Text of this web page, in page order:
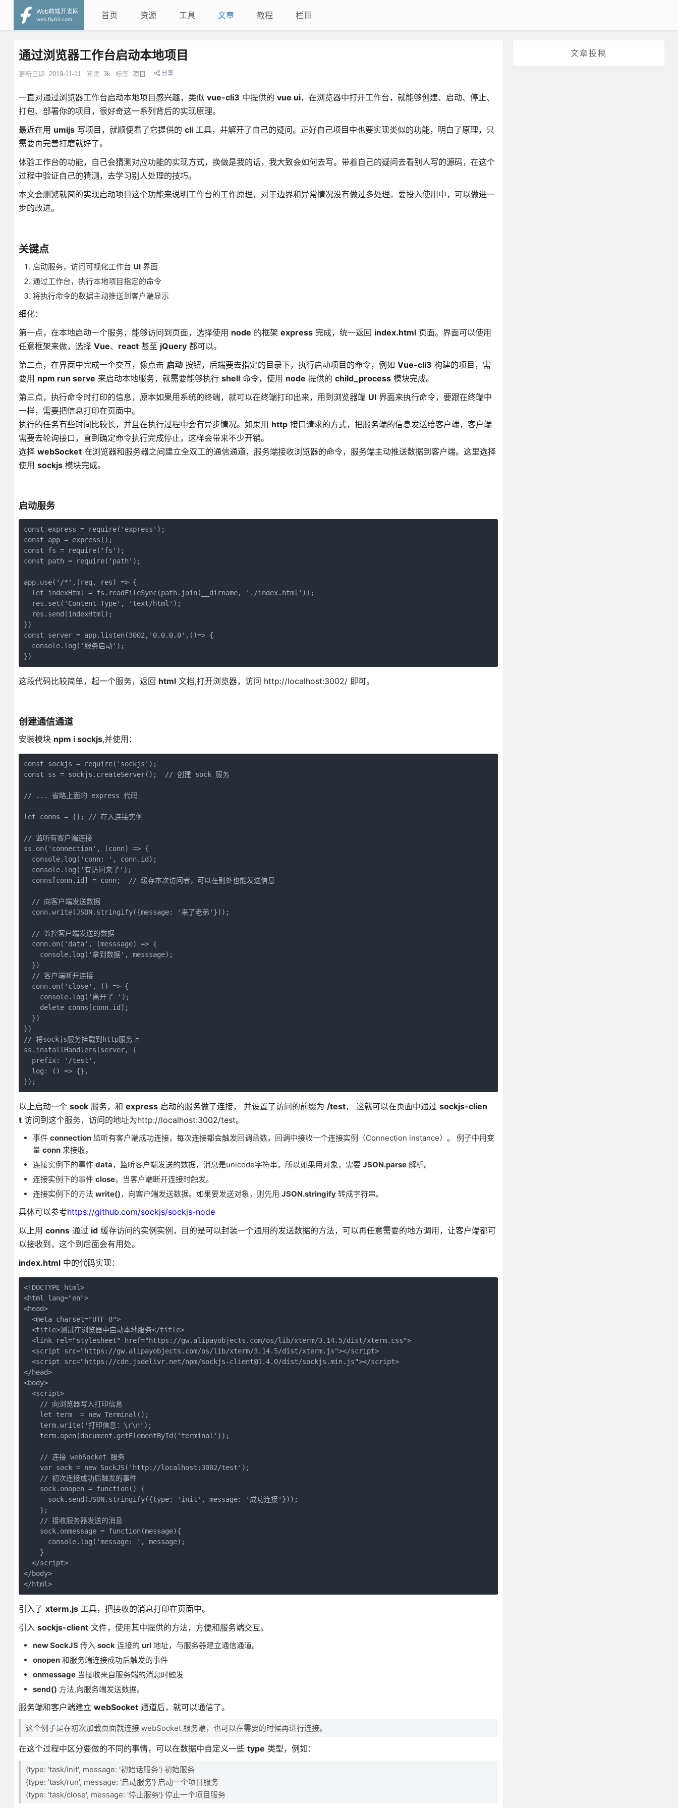
Web前端开发网
web.fly63.com
首页 资源 工具 文章 教程 栏目
文章投稿
通过浏览器工作台启动本地项目
更新日期: 2019-11-11 阅读: 3k 标签: 项目 分享
一直对通过浏览器工作台启动本地项目感兴趣，类似 vue-cli3 中提供的 vue ui，在浏览器中打开工作台，就能够创建、启动、停止、
打包、部署你的项目，很好奇这一系列背后的实现原理。
最近在用 umijs写项目，就顺便看了它提供的 cli工具，并解开了自己的疑问。正好自己项目中也要实现类似的功能，明白了原理，只
需要再完善打磨就好了。
体验工作台的功能，自己会猜测对应功能的实现方式，换做是我的话，我大致会如何去写。带着自己的疑问去看别人写的源码，在这个
过程中验证自己的猜测，去学习别人处理的技巧。
本文会删繁就简的实现启动项目这个功能来说明工作台的工作原理，对于边界和异常情况没有做过多处理，要投入使用中，可以做进一
步的改进。
关键点
启动服务，访问可视化工作台 UI界面
通过工作台，执行本地项目指定的命令
将执行命令的数据主动推送到客户端显示
细化：
第一点，在本地启动一个服务，能够访问到页面，选择使用 node 的框架 express完成，统一返回 index.html页面。界面可以使用
任意框架来做，选择 Vue、 react甚至 jQuery都可以。
第二点，在界面中完成一个交互，像点击 启动按钮，后端要去指定的目录下，执行启动项目的命令，例如 Vue-cli3 构建的项目，需
要用 npm run serve 来启动本地服务，就需要能够执行 shell命令，使用 node 提供的 child_process模块完成。
第三点，执行命令时打印的信息，原本如果用系统的终端，就可以在终端打印出来，用到浏览器端 UI界面来执行命令，要跟在终端中
一样，需要把信息打印在页面中。
执行的任务有些时间比较长，并且在执行过程中会有异步情况。如果用 http接口请求的方式，把服务端的信息发送给客户端，客户端
需要去轮询接口，直到确定命令执行完成停止，这样会带来不少开销。
选择 webSocket在浏览器和服务器之间建立全双工的通信通道，服务端接收浏览器的命令，服务端主动推送数据到客户端。这里选择
使用 sockjs模块完成。
启动服务
const express = require('express');
const app = express();
const fs = require('fs');
const path = require('path');
app.use('/*',(req, res) => {
  let indexHtml = fs.readFileSync(path.join(__dirname, './index.html'));
  res.set('Content-Type', 'text/html');
  res.send(indexHtml);
})
const server = app.listen(3002,'0.0.0.0',()=> {
  console.log('服务启动');
})
这段代码比较简单，起一个服务，返回 html文档,打开浏览器，访问 http://localhost:3002/ 即可。
创建通信通道
安装模块 npm i sockjs,并使用：
const sockjs = require('sockjs');
const ss = sockjs.createServer();  // 创建 sock 服务
// ... 省略上面的 express 代码
let conns = {}; // 存入连接实例
// 监听有客户端连接
ss.on('connection', (conn) => {
  console.log('conn: ', conn.id);
  console.log('有访问来了');
  conns[conn.id] = conn;  // 缓存本次访问者，可以在别处也能发送信息
  // 向客户端发送数据
  conn.write(JSON.stringify({message: '来了老弟'}));
  // 监控客户端发送的数据
  conn.on('data', (messsage) => {
    console.log('拿到数据', messsage);
  })
  // 客户端断开连接
  conn.on('close', () => {
    console.log('离开了 ');
    delete conns[conn.id];
  })
})
// 将sockjs服务挂载到http服务上
ss.installHandlers(server, {
  prefix: '/test',
  log: () => {},
});
以上启动一个 sock服务，和 express启动的服务做了连接， 并设置了访问的前缀为 /test， 这就可以在页面中通过 sockjs-clien
t访问到这个服务，访问的地址为http://localhost:3002/test。
事件 connection监听有客户端成功连接，每次连接都会触发回调函数，回调中接收一个连接实例（Connection instance）。 例子中用变
量 conn来接收。
连接实例下的事件 data，监听客户端发送的数据，消息是unicode字符串。所以如果用对象，需要 JSON.parse解析。
连接实例下的事件 close，当客户端断开连接时触发。
连接实例下的方法 write()，向客户端发送数据。如果要发送对象，则先用 JSON.stringify转成字符串。
具体可以参考https://github.com/sockjs/sockjs-node
以上用 conns通过 id缓存访问的实例实例，目的是可以封装一个通用的发送数据的方法，可以再任意需要的地方调用，让客户端都可
以接收到，这个到后面会有用处。
index.html中的代码实现：
<!DOCTYPE html>
<html lang="en">
<head>
  <meta charset="UTF-8">
  <title>测试在浏览器中启动本地服务</title>
  <link rel="stylesheet" href="https://gw.alipayobjects.com/os/lib/xterm/3.14.5/dist/xterm.css">
  <script src="https://gw.alipayobjects.com/os/lib/xterm/3.14.5/dist/xterm.js"></script>
  <script src="https://cdn.jsdelivr.net/npm/sockjs-client@1.4.0/dist/sockjs.min.js"></script>
</head>
<body>
  <script>
    // 向浏览器写入打印信息
    let term  = new Terminal();
    term.write('打印信息：\r\n');
    term.open(document.getElementById('terminal'));
    // 连接 webSocket 服务
    var sock = new SockJS('http://localhost:3002/test');
    // 初次连接成功后触发的事件
    sock.onopen = function() {
      sock.send(JSON.stringify({type: 'init', message: '成功连接'}));
    };
    // 接收服务器发送的消息
    sock.onmessage = function(message){
      console.log('message: ', message);
    }
  </script>
</body>
</html>
引入了 xterm.js工具，把接收的消息打印在页面中。
引入 sockjs-client文件，使用其中提供的方法，方便和服务端交互。
new SockJS传入 sock连接的 url地址，与服务器建立通信通道。
onopen和服务端连接成功后触发的事件
onmessage当接收来自服务端的消息时触发
send() 方法,向服务端发送数据。
服务端和客户端建立 webSocket通道后，就可以通信了。
这个例子是在初次加载页面就连接 webSocket 服务端，也可以在需要的时候再进行连接。
在这个过程中区分要做的不同的事情，可以在数据中自定义一些 type 类型，例如：
{type: 'task/init', message: '初始话服务'} 初始服务
{type: 'task/run', message: '启动服务'} 启动一个项目服务
{type: 'task/close', message: '停止服务'} 停止一个项目服务